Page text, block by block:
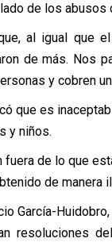
de los
al igual que
de más. Nos
y cobren
que es
y niños.
de lo que
de manera
García-
resoluciones